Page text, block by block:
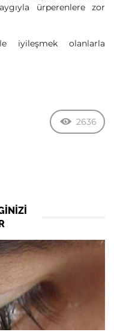
ürperenlere zor
iyileşmek olanlarla
2636